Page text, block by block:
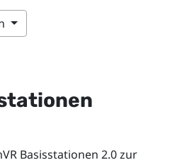
Basisstationen 2.0zur